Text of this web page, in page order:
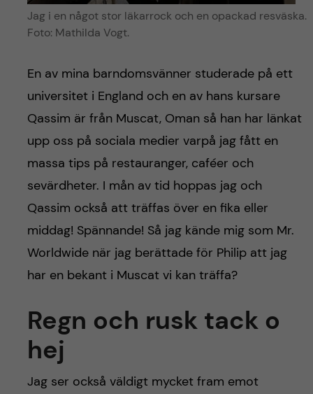
Jag i en något stor läkarrock och en opackad resväska.
Foto: Mathilda Vogt.
En av mina barndomsvänner studerade på ett
universitet i England och en av hans kursare
Qassim är från Muscat, Oman så han har länkat
upp oss på sociala medier varpå jag fått en
massa tips på restauranger, caféer och
sevärdheter. I mån av tid hoppas jag och
Qassim också att träffas över en fika eller
middag! Spännande! Så jag kände mig som Mr.
Worldwide när jag berättade för Philip att jag
har en bekant i Muscat vi kan träffa?
Regn och rusk tack o
hej
Jag ser också väldigt mycket fram emot